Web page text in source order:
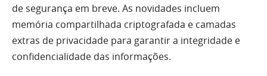
de segurança em breve. As novidades incluem
memória compartilhada criptografada e camadas
extras de privacidade para garantir a integridade e
confidencialidade das informações.